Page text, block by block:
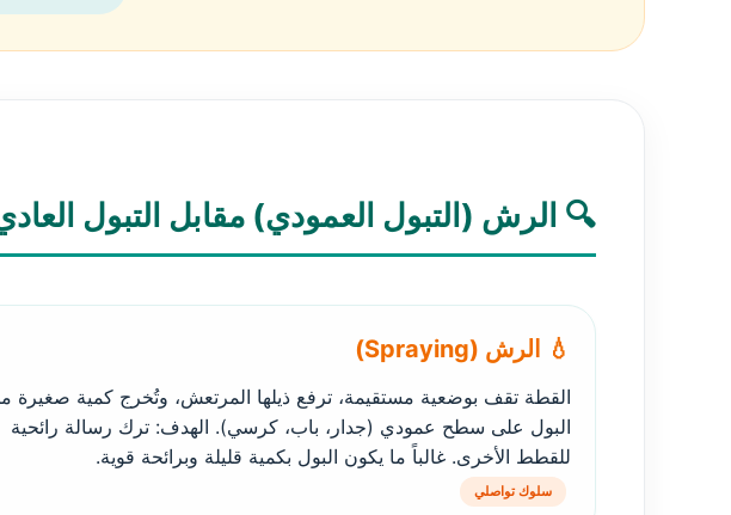
🔍 الرش (التبول العمودي) مقابل التبول
💧 الرش (Spraying)
القطة تقف بوضعية مستقيمة، ترفع ذيلها المرتعش، وتُخرج كمية صغيرة
البول على سطح عمودي (جدار، باب، كرسي). الهدف: ترك رسالة رائحية
للقطط الأخرى. غالباً ما يكون البول بكمية قليلة وبرائحة قوية.
سلوك تواصلي